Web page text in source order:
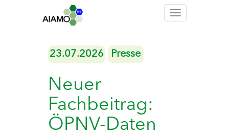
Toggle
23.07.2026 Presse
Neuer
Fachbeitrag:
ÖPNV-Daten